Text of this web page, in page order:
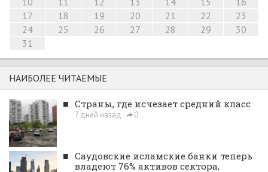
17
18 19 20 21 22
23
24
25 26 27 28 29
30
31
НАИБОЛЕЕ ЧИТАЕМЫЕ
■ Страны, где исчезает средний класс
7 дней назад 0
■ Саудовские исламские банки теперь
владеют 76% активов сектора,